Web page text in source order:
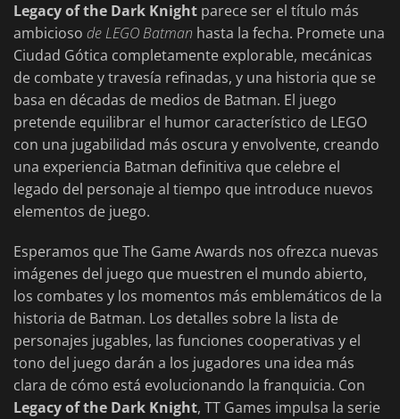
Legacy of the Dark Knight parece ser el título más
ambicioso de LEGO Batman hasta la fecha. Promete una
Ciudad Gótica completamente explorable, mecánicas
de combate y travesía refinadas, y una historia que se
basa en décadas de medios de Batman. El juego
pretende equilibrar el humor característico de LEGO
con una jugabilidad más oscura y envolvente, creando
una experiencia Batman definitiva que celebre el
legado del personaje al tiempo que introduce nuevos
elementos de juego.
Esperamos que The Game Awards nos ofrezca nuevas
imágenes del juego que muestren el mundo abierto,
los combates y los momentos más emblemáticos de la
historia de Batman. Los detalles sobre la lista de
personajes jugables, las funciones cooperativas y el
tono del juego darán a los jugadores una idea más
clara de cómo está evolucionando la franquicia. Con
Legacy of the Dark Knight, TT Games impulsa la serie